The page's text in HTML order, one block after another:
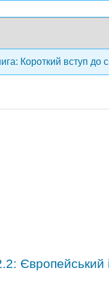
Короткий вступ до
Європейський